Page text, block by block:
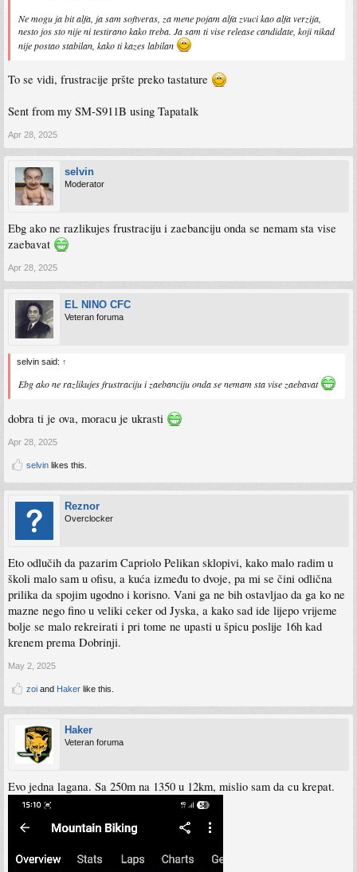
Ne mogu ja bit alfa, ja sam softveras, za mene pojam alfa zvuci kao alfa verzija,
nesto jos sto nije ni testirano kako treba. Ja sam ti vise release candidate, koji nikad
nije postao stabilan, kako ti kazes labilan
To se vidi, frustracije pršte preko tastature
Sent from my SM-S911B using Tapatalk
Apr 28, 2025
selvin
Moderator
Ebg ako ne razlikujes frustraciju i zaebanciju onda se nemam sta vise
zaebavat
Apr 28, 2025
EL NINO CFC
Veteran foruma
selvin said: ↑
Ebg ako ne razlikujes frustraciju i zaebanciju onda se nemam sta vise zaebavat
dobra ti je ova, moracu je ukrasti
Apr 28, 2025
selvin likes this.
Reznor
Overclocker
Eto odlučih da pazarim Capriolo Pelikan sklopivi, kako malo radim u
školi malo sam u ofisu, a kuća između to dvoje, pa mi se čini odlična
prilika da spojim ugodno i korisno. Vani ga ne bih ostavljao da ga ko ne
mazne nego fino u veliki ceker od Jyska, a kako sad ide lijepo vrijeme
bolje se malo rekreirati i pri tome ne upasti u špicu poslije 16h kad
krenem prema Dobrinji.
May 2, 2025
zoi and Haker like this.
Haker
Veteran foruma
Evo jedna lagana. Sa 250m na 1350 u 12km, mislio sam da cu krepat.